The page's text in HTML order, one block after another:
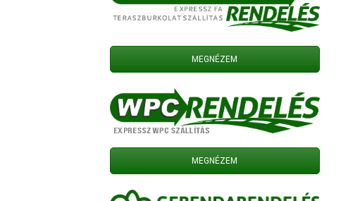
MEGNÉZEM
MEGNÉZEM